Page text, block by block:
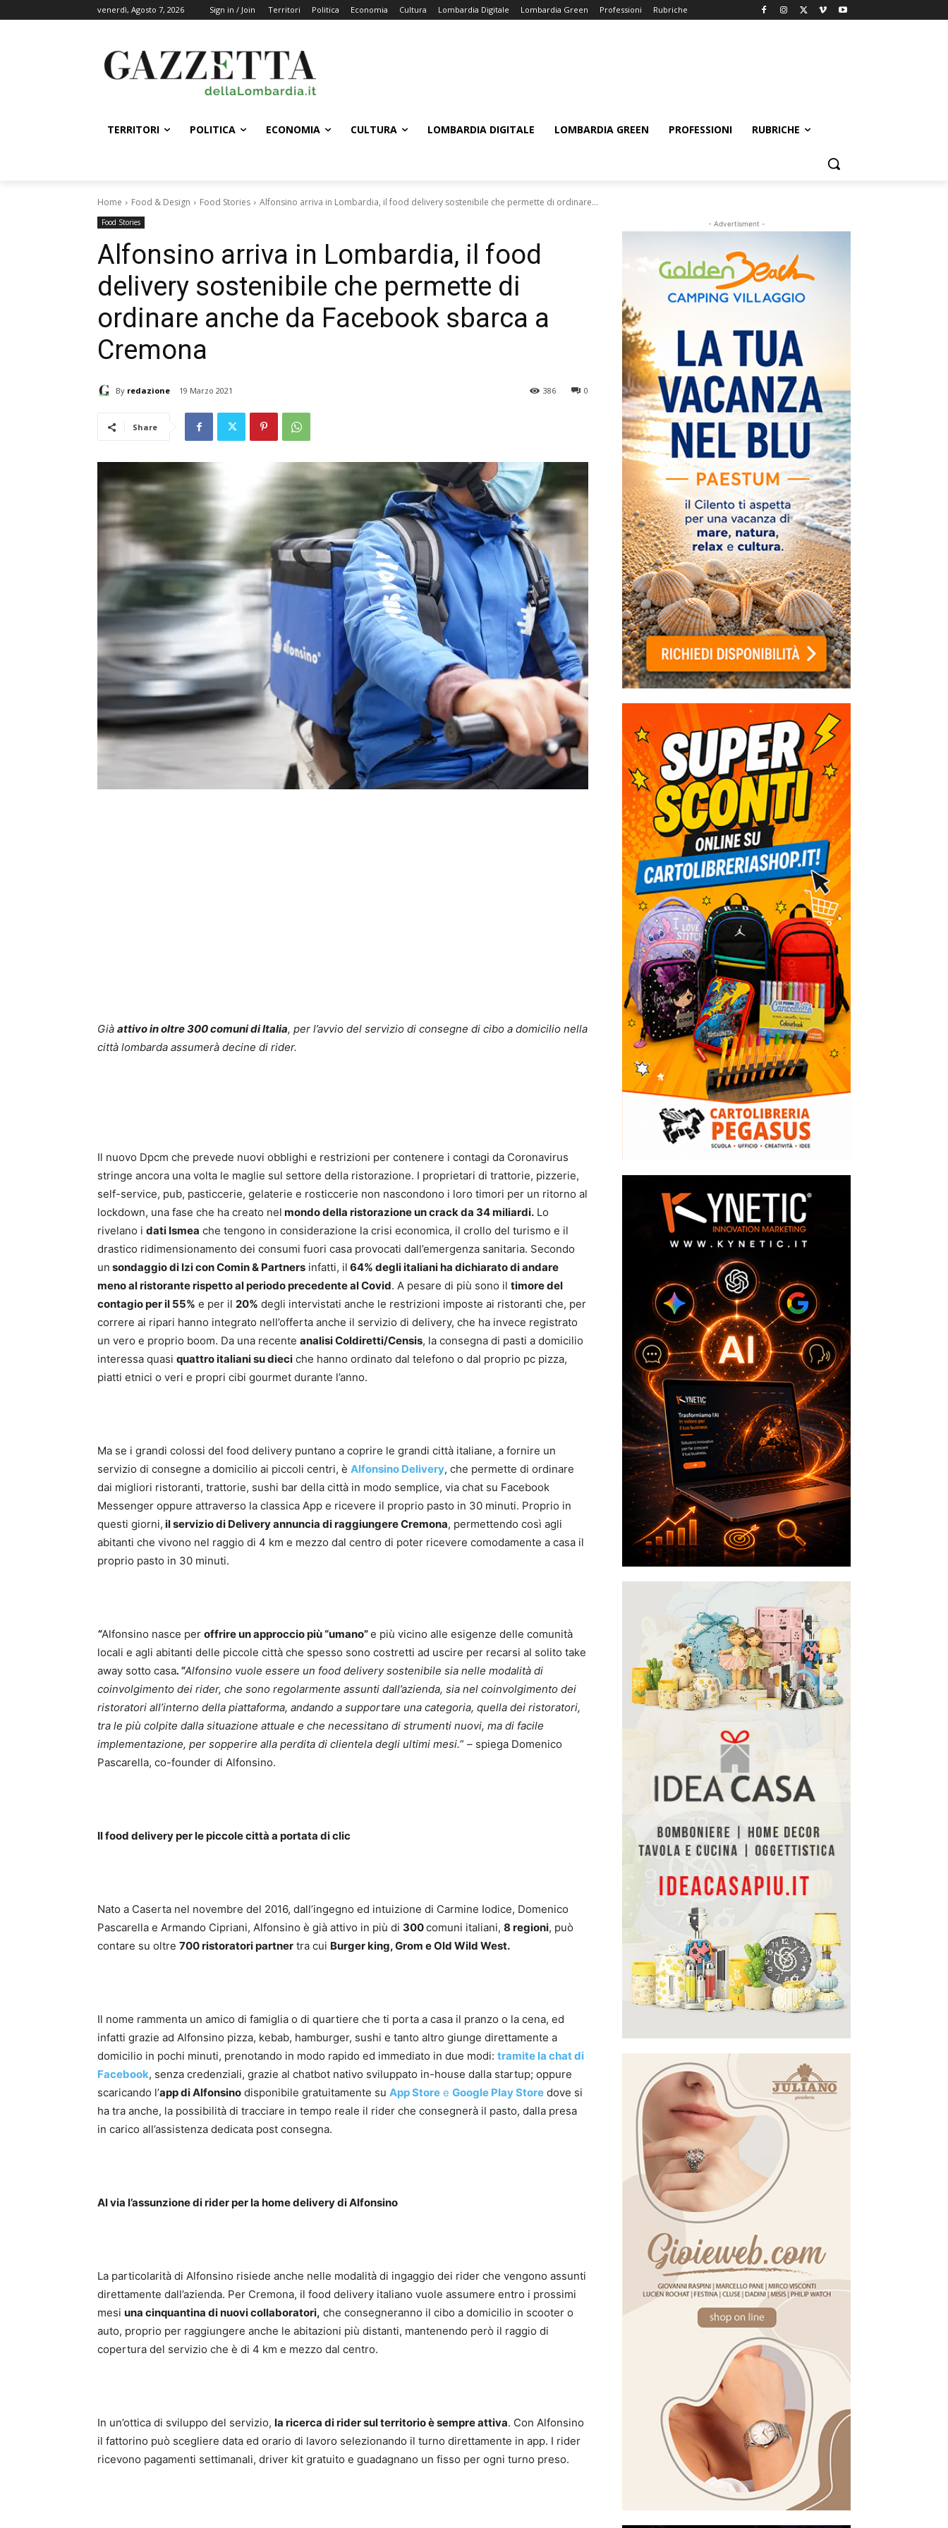
venerdì, Agosto 7, 2026 Sign in / Join Territori Politica Economia Cultura Lombardia Digitale Lombardia Green Professioni Rubriche
TERRITORI POLITICA ECONOMIA CULTURA LOMBARDIA DIGITALE LOMBARDIA GREEN PROFESSIONI RUBRICHE
Home Food & Design Food Stories Alfonsino arriva in Lombardia, il food delivery sostenibile che permette di ordinare...
Food Stories
Alfonsino arriva in Lombardia, il food
delivery sostenibile che permette di
ordinare anche da Facebook sbarca a
Cremona
By redazione 19 Marzo 2021 0
386
Share
Già attivo in oltre 300 comuni di Italia, per l’avvio del servizio di consegne di cibo a domicilio nella
città lombarda assumerà decine di rider.
Il nuovo Dpcm che prevede nuovi obblighi e restrizioni per contenere i contagi da Coronavirus
stringe ancora una volta le maglie sul settore della ristorazione. I proprietari di trattorie, pizzerie,
self-service, pub, pasticcerie, gelaterie e rosticcerie non nascondono i loro timori per un ritorno al
lockdown, una fase che ha creato nel mondo della ristorazione un crack da 34 miliardi. Lo
rivelano i dati Ismea che tengono in considerazione la crisi economica, il crollo del turismo e il
drastico ridimensionamento dei consumi fuori casa provocati dall’emergenza sanitaria. Secondo
un sondaggio di Izi con Comin & Partners infatti, il 64% degli italiani ha dichiarato di andare
meno al ristorante rispetto al periodo precedente al Covid. A pesare di più sono il timore del
contagio per il 55% e per il 20% degli intervistati anche le restrizioni imposte ai ristoranti che, per
correre ai ripari hanno integrato nell’offerta anche il servizio di delivery, che ha invece registrato
un vero e proprio boom. Da una recente analisi Coldiretti/Censis, la consegna di pasti a domicilio
interessa quasi quattro italiani su dieci che hanno ordinato dal telefono o dal proprio pc pizza,
piatti etnici o veri e propri cibi gourmet durante l’anno.
Ma se i grandi colossi del food delivery puntano a coprire le grandi città italiane, a fornire un
servizio di consegne a domicilio ai piccoli centri, è Alfonsino Delivery, che permette di ordinare
dai migliori ristoranti, trattorie, sushi bar della città in modo semplice, via chat su Facebook
Messenger oppure attraverso la classica App e ricevere il proprio pasto in 30 minuti. Proprio in
questi giorni, il servizio di Delivery annuncia di raggiungere Cremona, permettendo così agli
abitanti che vivono nel raggio di 4 km e mezzo dal centro di poter ricevere comodamente a casa il
proprio pasto in 30 minuti.
“Alfonsino nasce per offrire un approccio più “umano”e più vicino alle esigenze delle comunità
locali e agli abitanti delle piccole città che spesso sono costretti ad uscire per recarsi al solito take
away sotto casa. “Alfonsino vuole essere un food delivery sostenibile sia nelle modalità di
coinvolgimento dei rider, che sono regolarmente assunti dall’azienda, sia nel coinvolgimento dei
ristoratori all’interno della piattaforma, andando a supportare una categoria, quella dei ristoratori,
tra le più colpite dalla situazione attuale e che necessitano di strumenti nuovi, ma di facile
implementazione, per sopperire alla perdita di clientela degli ultimi mesi.” – spiega Domenico
Pascarella, co-founder di Alfonsino.
Il food delivery per le piccole città a portata di clic
Nato a Caserta nel novembre del 2016, dall’ingegno ed intuizione di Carmine Iodice, Domenico
Pascarella e Armando Cipriani, Alfonsino è già attivo in più di 300comuni italiani, 8 regioni, può
contare su oltre 700 ristoratori partner tra cui Burger king, Grom e Old Wild West.
Il nome rammenta un amico di famiglia o di quartiere che ti porta a casa il pranzo o la cena, ed
infatti grazie ad Alfonsino pizza, kebab, hamburger, sushi e tanto altro giunge direttamente a
domicilio in pochi minuti, prenotando in modo rapido ed immediato in due modi: tramite la chat di
Facebook, senza credenziali, grazie al chatbot nativo sviluppato in-house dalla startup; oppure
scaricando l’app di Alfonsino disponibile gratuitamente su App Store e Google Play Store dove si
ha tra anche, la possibilità di tracciare in tempo reale il rider che consegnerà il pasto, dalla presa
in carico all’assistenza dedicata post consegna.
Al via l’assunzione di rider per la home delivery di Alfonsino
La particolarità di Alfonsino risiede anche nelle modalità di ingaggio dei rider che vengono assunti
direttamente dall’azienda. Per Cremona, il food delivery italiano vuole assumere entro i prossimi
mesi una cinquantina di nuovi collaboratori, che consegneranno il cibo a domicilio in scooter o
auto, proprio per raggiungere anche le abitazioni più distanti, mantenendo però il raggio di
copertura del servizio che è di 4 km e mezzo dal centro.
In un’ottica di sviluppo del servizio, la ricerca di rider sul territorio è sempre attiva. Con Alfonsino
il fattorino può scegliere data ed orario di lavoro selezionando il turno direttamente in app. I rider
ricevono pagamenti settimanali, driver kit gratuito e guadagnano un fisso per ogni turno preso.
- Advertisment -